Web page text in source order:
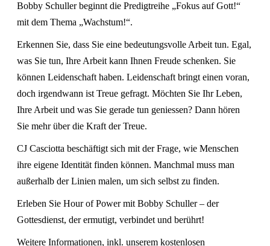
Bobby Schuller beginnt die Predigtreihe „Fokus auf Gott!“
mit dem Thema „Wachstum!“.
Erkennen Sie, dass Sie eine bedeutungsvolle Arbeit tun. Egal,
was Sie tun, Ihre Arbeit kann Ihnen Freude schenken. Sie
können Leidenschaft haben. Leidenschaft bringt einen voran,
doch irgendwann ist Treue gefragt. Möchten Sie Ihr Leben,
Ihre Arbeit und was Sie gerade tun geniessen? Dann hören
Sie mehr über die Kraft der Treue.
CJ Casciotta beschäftigt sich mit der Frage, wie Menschen
ihre eigene Identität finden können. Manchmal muss man
außerhalb der Linien malen, um sich selbst zu finden.
Erleben Sie Hour of Power mit Bobby Schuller – der
Gottesdienst, der ermutigt, verbindet und berührt!
Weitere Informationen, inkl. unserem kostenlosen